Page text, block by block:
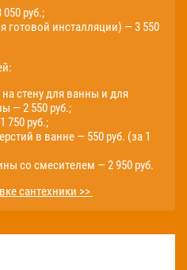
руб.;
готовой инсталляции) — 3 550
стену для ванны и для
— 2 550 руб.;
750 руб.;
в ванне — 550 руб. (за 1
со смесителем — 2 950 руб.
сантехники >>